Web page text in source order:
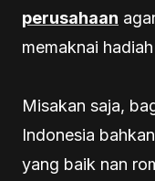
perusahaan
memaknai
Misakan saja,
Indonesia
yang baik nan